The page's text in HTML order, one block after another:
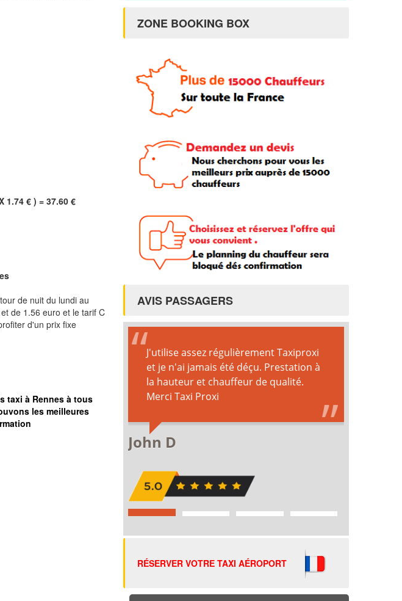
1.74 € ) = 37.60 €
de nuit du lundi au
de 1.56 euro et le tarif C
d'un prix fixe
taxi à Rennes à tous
les meilleures
ZONE BOOKING BOX
AVIS PASSAGERS
RÉSERVER VOTRE TAXI AÉROPORT